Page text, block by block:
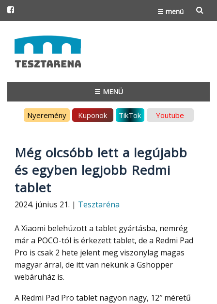
☰ menü
to
content
☰ MENÜ
Nyeremény Kuponok TikTok Youtube
Még olcsóbb lett a legújabb
és egyben legjobb Redmi
tablet
2024. június 21. | Tesztaréna
A Xiaomi belehúzott a tablet gyártásba, nemrég
már a POCO-tól is érkezett tablet, de a Redmi Pad
Pro is csak 2 hete jelent meg viszonylag magas
magyar árral, de itt van nekünk a Gshopper
webáruház is.
A Redmi Pad Pro tablet nagyon nagy, 12″ méretű